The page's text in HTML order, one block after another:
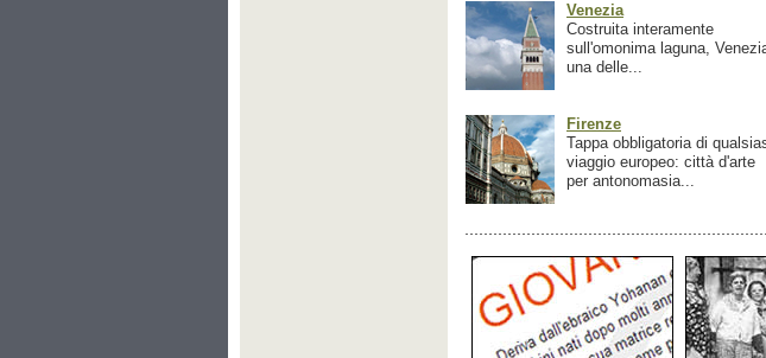
Venezia
Costruita interamente
sull'omonima laguna,
una delle...
Firenze
Tappa obbligatoria di
viaggio europeo: città d'arte
per antonomasia...